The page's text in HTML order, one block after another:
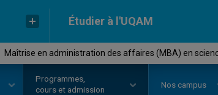
Étudier à l'UQAM
Maîtrise en administration des affaires (MBA) en
Programmes,
cours et admission
Nos campus